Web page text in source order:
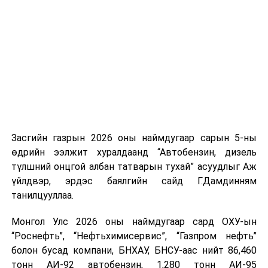
НЗДТГ-ЫН ХЭВЛЭЛ МЭДЭЭЛЭЛТЭЙ ХАРИЛЦАХ
УНШСАН: 2907
ДАРААХ МЭДЭЭ
үйлчилгээ эрхлэгчдийн эрх ашгийг хамгаалах зөвлөл
хуралдлаа
ӨМНӨХ МЭДЭЭ
Засгийн газрын 2026 оны наймдугаар сарын 5-ны
өдрийн ээлжит хуралдаанд “Автобензин, дизель
түлшний онцгой албан татварын тухай” асуудлыг Аж
үйлдвэр, эрдэс баялгийн сайд Г.Дамдинням
танилцууллаа.
Монгол Улс 2026 оны наймдугаар сард ОХУ-ын
“Роснефть”, “Нефтьхимисервис”, “Газпром нефть”
болон бусад компани, БНХАУ, БНСУ-аас нийт 86,460
тонн АИ-92 автобензин, 1,280 тонн АИ-95